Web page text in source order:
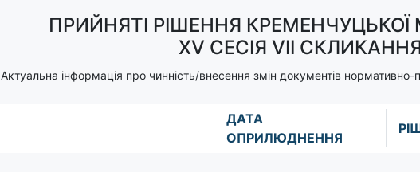
ПРИЙНЯТІ РІШЕННЯ КРЕМЕНЧУЦЬКОЇ
XV СЕСІЯ VII
Актуальна інформація про чинність/внесення змін документів нормативно-
ДАТА
ОПРИЛЮДНЕННЯ